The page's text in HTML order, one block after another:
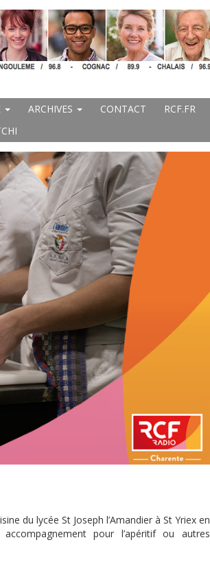
ARCHIVES CONTACT
RCF.FR
du lycée St Joseph l’Amandier à St Yriex en
pour l’apéritif ou autres